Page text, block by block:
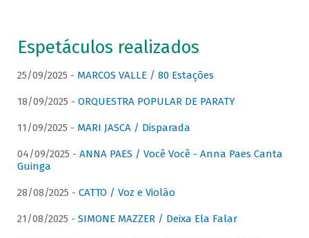
Espetáculos realizados
25/09/2025 - MARCOS VALLE / 80 Estações
18/09/2025 - ORQUESTRA POPULAR DE PARATY
11/09/2025 - MARI JASCA / Disparada
04/09/2025 - ANNA PAES / Você Você - Anna Paes Canta
Guinga
28/08/2025 - CATTO / Voz e Violão
21/08/2025 - SIMONE MAZZER / Deixa Ela Falar